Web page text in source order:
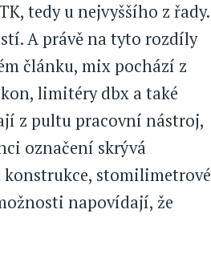
tedy u nejvyššího z řady.
A právě na tyto rozdíly
článku, mix pochází z
limitéry dbx a také
z pultu pracovní nástroj,
označení skrývá
stomilimetrové
napovídají, že